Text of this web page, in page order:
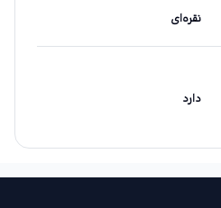
نقره‌ای
دارد